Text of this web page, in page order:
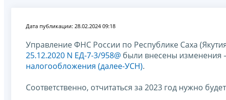
Дата публикации: 28.02.2024 09:18
Управление ФНС России по Республике Саха
25.12.2020 N ЕД-7-3/958@ были внесены изменения
налогообложения (далее-УСН).
Соответственно, отчитаться за 2023 год нужно